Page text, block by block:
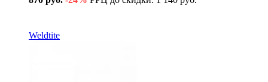
Weldtite